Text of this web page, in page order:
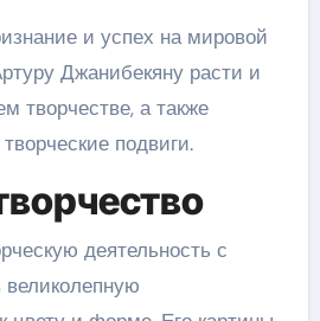
и успех на мировой
Джанибекяну расти и
творчестве, а также
подвиги.
деятельность с